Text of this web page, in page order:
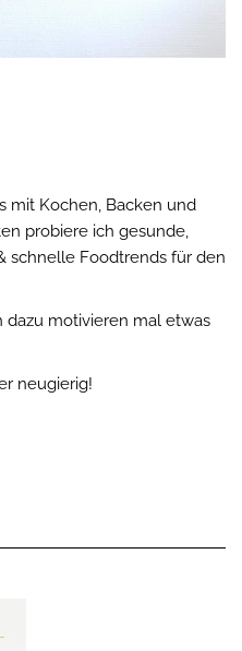
mit Kochen, Backen und
probiere ich gesunde,
schnelle Foodtrends für den
dazu motivieren mal etwas
neugierig!